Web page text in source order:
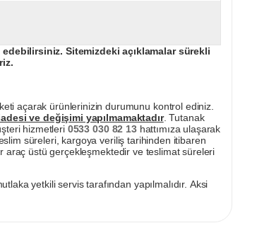
edebilirsiniz. Sitemizdeki açıklamalar sürekli
açarak ürünlerinizin durumunu kontrol ediniz.
ve değişimi yapılmamaktadır. Tutanak
hizmetleri 0533 030 82 13hattımıza ulaşarak
süreleri, kargoya veriliş tarihinden itibaren
araç üstü gerçekleşmektedir ve teslimat süreleri
yetkili servis tarafından yapılmalıdır. Aksi